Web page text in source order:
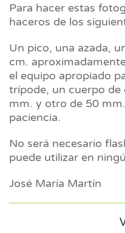
Para hacer estas
haceros de los
Un pico, una azada,
cm.
el equipo apropiado
trípode, un cuerpo
mm. y otro de 50
paciencia.
No será necesario
puede utilizar en
José María Martín